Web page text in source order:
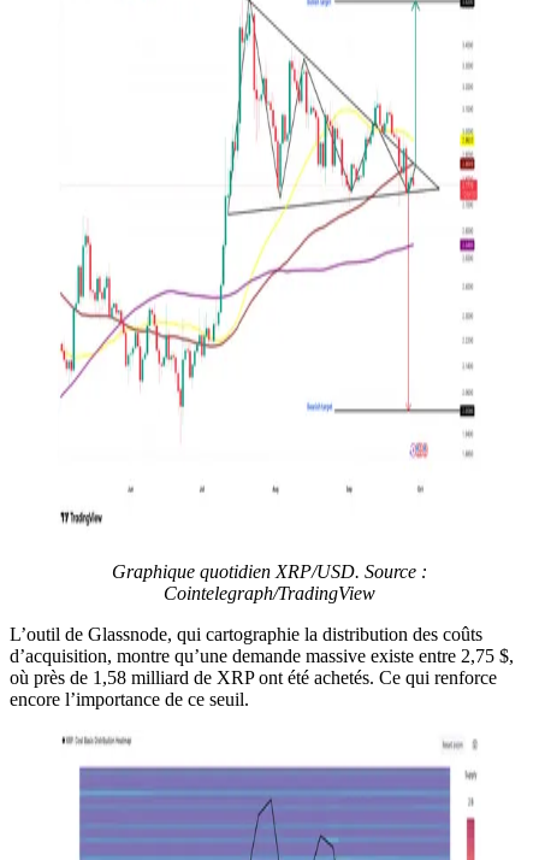
Graphique quotidien XRP/USD. Source :
Cointelegraph/TradingView
L’outil de Glassnode, qui cartographie la distribution des coûts
d’acquisition, montre qu’une demande massive existe entre 2,75 $,
où près de 1,58 milliard de XRP ont été achetés. Ce qui renforce
encore l’importance de ce seuil.